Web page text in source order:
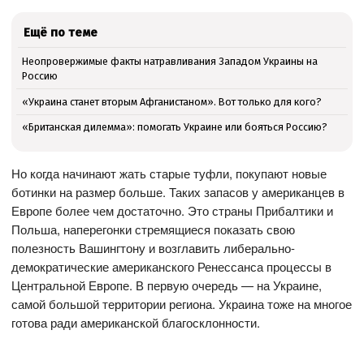
Ещё по теме
Неопровержимые факты натравливания Западом Украины на
Россию
«Украина станет вторым Афганистаном». Вот только для кого?
«Британская дилемма»: помогать Украине или бояться Россию?
Но когда начинают жать старые туфли, покупают новые
ботинки на размер больше. Таких запасов у американцев в
Европе более чем достаточно. Это страны Прибалтики и
Польша, наперегонки стремящиеся показать свою
полезность Вашингтону и возглавить либерально-
демократические американского Ренессанса процессы в
Центральной Европе. В первую очередь — на Украине,
самой большой территории региона. Украина тоже на многое
готова ради американской благосклонности.